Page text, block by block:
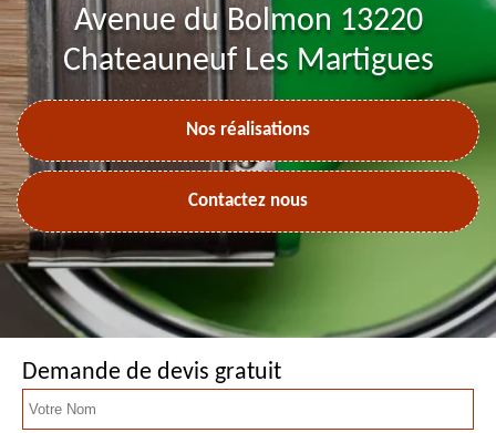
Avenue du Bolmon 13220
Chateauneuf Les Martigues
Nos réalisations
Contactez nous
Demande de devis gratuit